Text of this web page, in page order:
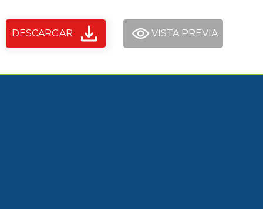
DESCARGAR VISTA PREVIA